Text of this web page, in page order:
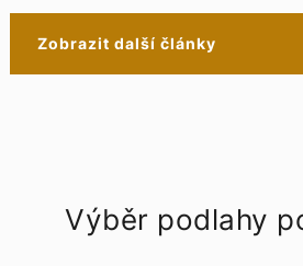
Zobrazit další články
Výběr podlahy